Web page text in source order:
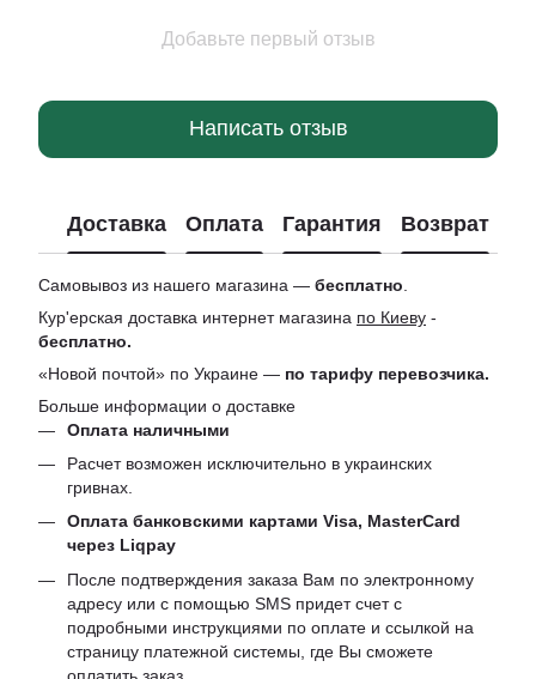
Добавьте первый отзыв
Написать отзыв
Доставка Оплата Гарантия Возврат
Самовывоз из нашего магазина — бесплатно
Кур'ерская доставка интернет магазина по Киеву -
бесплатно.
«Новой почтой» по Украине — по тарифу перевозчика.
Больше информации о доставке
Оплата наличными
Расчет возможен исключительно в украинских
гривнах.
Оплата банковскими картами Visa, MasterCard
через Liqpay
После подтверждения заказа Вам по электронному
адресу или с помощью SMS придет счет с
подробными инструкциями по оплате и ссылкой на
страницу платежной системы, где Вы сможете